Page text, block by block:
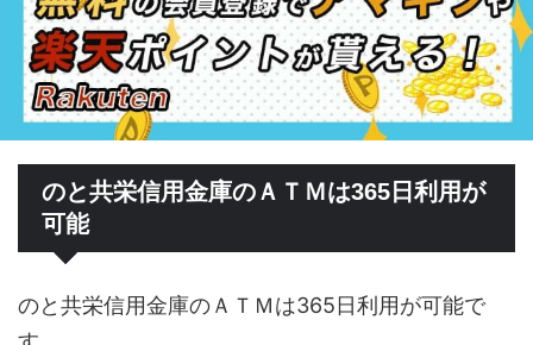
のと共栄信用金庫のＡＴＭは365日利用が
可能
のと共栄信用金庫のＡＴＭは365日利用が可能で